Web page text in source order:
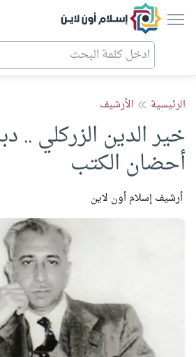
إسلام أون لاين
الرئيسية الأرشيف
خير الدين الزركلي ..
أحضان الكتب
أرشيف إسلام أون لاين